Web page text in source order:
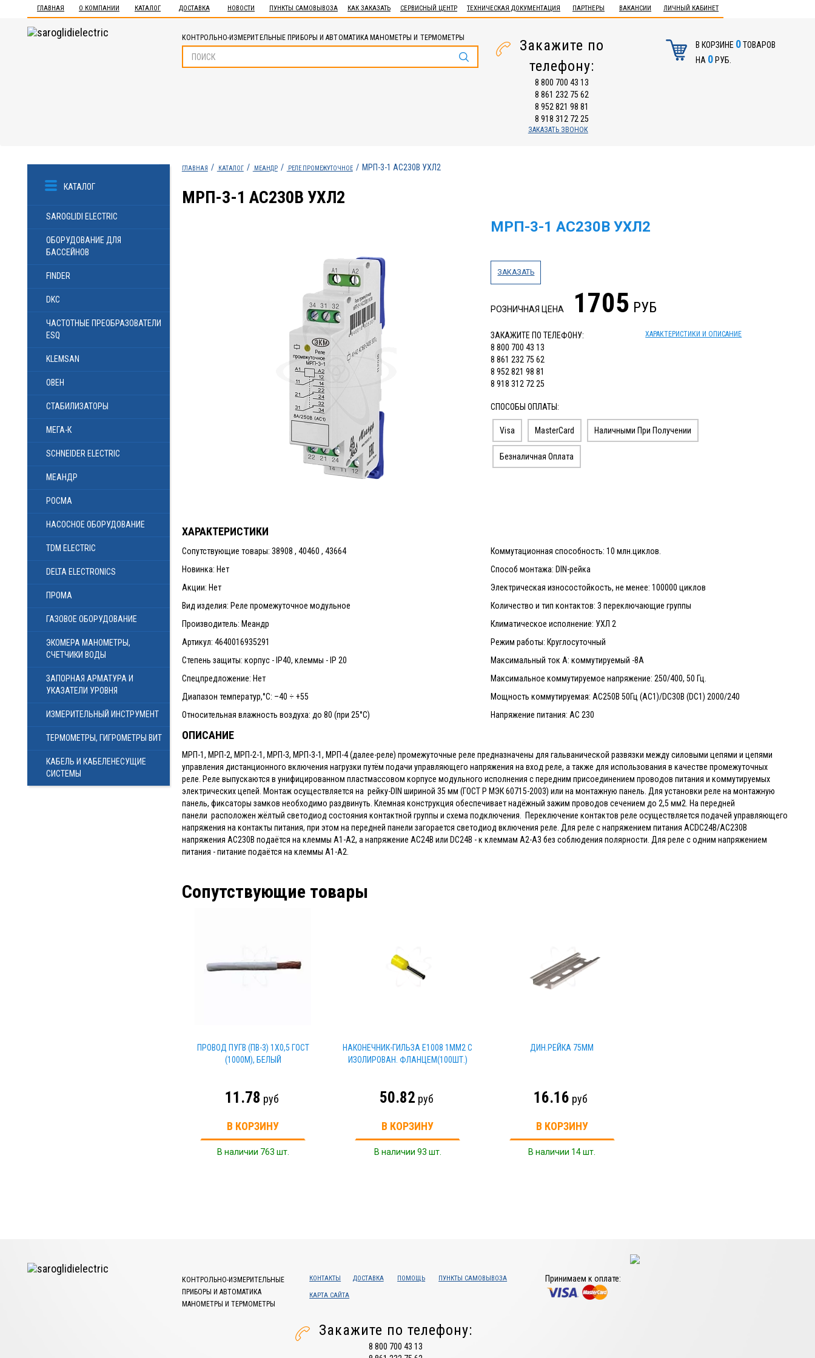
ГЛАВНАЯ О КОМПАНИИ КАТАЛОГ ДОСТАВКА НОВОСТИ ПУНКТЫ САМОВЫВОЗА КАК ЗАКАЗАТЬ СЕРВИСНЫЙ ЦЕНТР ТЕХНИЧЕСКАЯ ДОКУМЕНТАЦИЯ ПАРТНЕРЫ ВАКАНСИИ ЛИЧНЫЙ КАБИНЕТ
КОНТРОЛЬНО-ИЗМЕРИТЕЛЬНЫЕ ПРИБОРЫ И АВТОМАТИКА МАНОМЕТРЫ И ТЕРМОМЕТРЫ
Закажите по
телефону:
8 800 700 43 13
8 861 232 75 62
8 952 821 98 81
8 918 312 72 25
ЗАКАЗАТЬ ЗВОНОК
В КОРЗИНЕ 0ТОВАРОВ
НА 0РУБ.
КАТАЛОГ
SAROGLIDI ELECTRIC
ОБОРУДОВАНИЕ ДЛЯ
БАССЕЙНОВ
FINDER
DKC
ЧАСТОТНЫЕ ПРЕОБРАЗОВАТЕЛИ
ESQ
KLEMSAN
ОВЕН
СТАБИЛИЗАТОРЫ
МЕГА-К
SCHNEIDER ELECTRIC
МЕАНДР
РОСМА
НАСОСНОЕ ОБОРУДОВАНИЕ
TDM ELECTRIC
DELTA ELECTRONICS
ПРОМА
ГАЗОВОЕ ОБОРУДОВАНИЕ
ЭКОМЕРА МАНОМЕТРЫ,
СЧЕТЧИКИ ВОДЫ
ЗАПОРНАЯ АРМАТУРА И
УКАЗАТЕЛИ УРОВНЯ
ИЗМЕРИТЕЛЬНЫЙ ИНСТРУМЕНТ
ТЕРМОМЕТРЫ, ГИГРОМЕТРЫ ВИТ
КАБЕЛЬ И КАБЕЛЕНЕСУЩИЕ
СИСТЕМЫ
ГЛАВНАЯ КАТАЛОГ МЕАНДР РЕЛЕ ПРОМЕЖУТОЧНОЕ МРП-3-1 AC230В УХЛ2
МРП-3-1 AC230В УХЛ2
МРП-3-1 AC230В УХЛ2
ЗАКАЗАТЬ
РОЗНИЧНАЯ ЦЕНА 1705 РУБ
ЗАКАЖИТЕ ПО ТЕЛЕФОНУ:
8 800 700 43 13
8 861 232 75 62
8 952 821 98 81
8 918 312 72 25
ХАРАКТЕРИСТИКИ И ОПИСАНИЕ
СПОСОБЫ ОПЛАТЫ:
Visa MasterCard Наличными При Получении
Безналичная Оплата
ХАРАКТЕРИСТИКИ
Сопутствующие товары: 38908 , 40460 , 43664
Новинка: Нет
Акции: Нет
Вид изделия: Реле промежуточное модульное
Производитель: Меандр
Артикул: 4640016935291
Степень защиты: корпус - IP40, клеммы - IP 20
Спецпредложение: Нет
Диапазон температур,°С: –40 ÷ +55
Относительная влажность воздуха: до 80 (при 25°С)
Коммутационная способность: 10 млн.циклов.
Способ монтажа: DIN-рейка
Электрическая износостойкость, не менее: 100000 циклов
Количество и тип контактов: 3 переключающие группы
Климатическое исполнение: УХЛ 2
Режим работы: Круглосуточный
Максимальный ток А: коммутируемый -8А
Максимальное коммутируемое напряжение: 250/400, 50 Гц.
Мощность коммутируемая: АС250В 50Гц (АС1)/DC30В (DC1) 2000/240
Напряжение питания: AC 230
ОПИСАНИЕ
МРП-1, МРП-2, МРП-2-1, МРП-3, МРП-3-1, МРП-4 (далее-реле) промежуточные реле предназначены для гальванической развязки между силовыми цепями и цепями
управления дистанционного включения нагрузки путём подачи управляющего напряжения на вход реле, а также для использования в качестве промежуточных
реле. Реле выпускаются в унифицированном пластмассовом корпусе модульного исполнения с передним присоединением проводов питания и коммутируемых
электрических цепей. Монтаж осуществляется на рейку-DIN шириной 35 мм (ГОСТ Р МЭК 60715-2003) или на монтажную панель. Для установки реле на монтажную
панель, фиксаторы замков необходимо раздвинуть. Клемная конструкция обеспечивает надёжный зажим проводов сечением до 2,5 мм2. На передней
панели расположен жёлтый светодиод состояния контактной группы и схема подключения. Переключение контактов реле осуществляется подачей управляющего
напряжения на контакты питания, при этом на передней панели загорается светодиод включения реле. Для реле с напряжением питания ACDC24В/AC230В
напряжения AC230В подаётся на клеммы А1-А2, а напряжение AC24В или DC24В - к клеммам А2-А3 без соблюдения полярности. Для реле с одним напряжением
питания - питание подаётся на клеммы А1-А2.
Сопутствующие товары
ПРОВОД ПУГВ (ПВ-3) 1Х0,5 ГОСТ
(1000М), БЕЛЫЙ
11.78 руб
В КОРЗИНУ
В наличии 763 шт.
НАКОНЕЧНИК-ГИЛЬЗА Е1008 1ММ2 С
ИЗОЛИРОВАН. ФЛАНЦЕМ(100ШТ.)
50.82 руб
В КОРЗИНУ
В наличии 93 шт.
ДИН.РЕЙКА 75ММ
16.16 руб
В КОРЗИНУ
В наличии 14 шт.
КОНТРОЛЬНО-ИЗМЕРИТЕЛЬНЫЕ
ПРИБОРЫ И АВТОМАТИКА
МАНОМЕТРЫ И ТЕРМОМЕТРЫ
КОНТАКТЫ ДОСТАВКА ПОМОЩЬ ПУНКТЫ САМОВЫВОЗА
КАРТА САЙТА
Закажите по телефону:
8 800 700 43 13
Принимаем к оплате: